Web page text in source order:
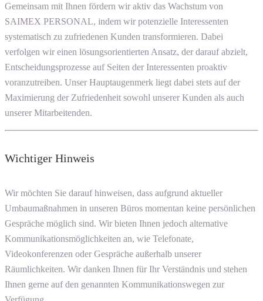
Gemeinsam mit Ihnen fördern wir aktiv das Wachstum von
SAIMEX PERSONAL, indem wir potenzielle Interessenten
systematisch zu zufriedenen Kunden transformieren. Dabei
verfolgen wir einen lösungsorientierten Ansatz, der darauf abzielt,
Entscheidungsprozesse auf Seiten der Interessenten proaktiv
voranzutreiben. Unser Hauptaugenmerk liegt dabei stets auf der
Maximierung der Zufriedenheit sowohl unserer Kunden als auch
unserer Mitarbeitenden.
Wichtiger Hinweis
Wir möchten Sie darauf hinweisen, dass aufgrund aktueller
Umbaumaßnahmen in unseren Büros momentan keine persönlichen
Gespräche möglich sind. Wir bieten Ihnen jedoch alternative
Kommunikationsmöglichkeiten an, wie Telefonate,
Videokonferenzen oder Gespräche außerhalb unserer
Räumlichkeiten. Wir danken Ihnen für Ihr Verständnis und stehen
Ihnen gerne auf den genannten Kommunikationswegen zur